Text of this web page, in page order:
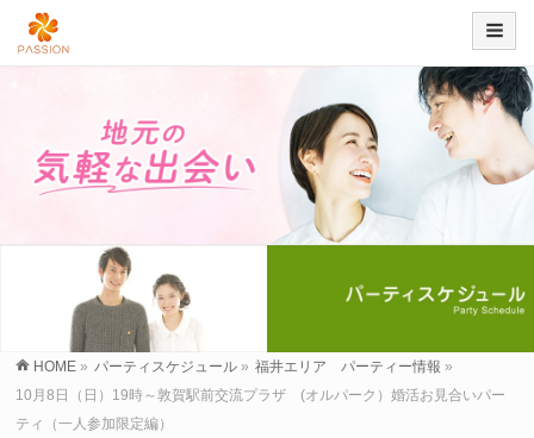
HOME » パーティスケジュール » 福井エリア パーティー情報 »
10月8日（日）19時～敦賀駅前交流プラザ (オルパーク）婚活お見合いパー
ティ（一人参加限定編）